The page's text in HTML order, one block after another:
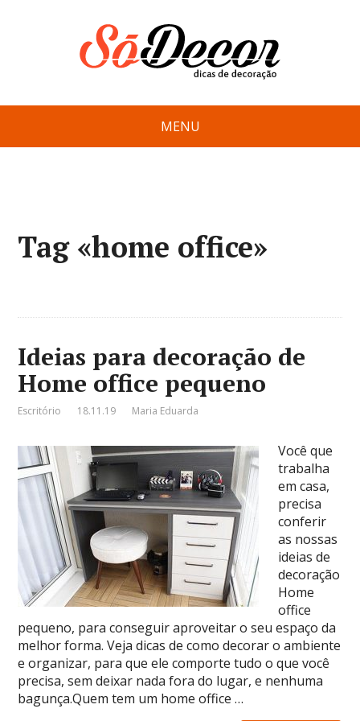
MENU
Tag «home office»
Ideias para decoração de
Home office pequeno
Escritório 18.11.19 Maria Eduarda
Você que
trabalha
em casa,
precisa
conferir
as nossas
ideias de
decoração
Home
office
pequeno, para conseguir aproveitar o seu espaço da
melhor forma. Veja dicas de como decorar o ambiente
e organizar, para que ele comporte tudo o que você
precisa, sem deixar nada fora do lugar, e nenhuma
bagunça.Quem tem um home office …